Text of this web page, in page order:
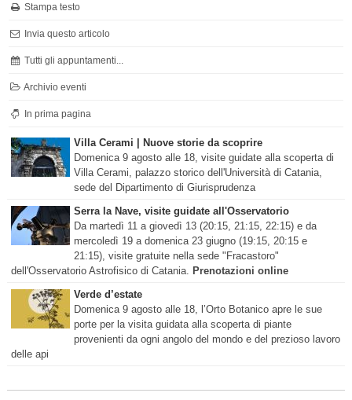
Stampa testo
Invia questo articolo
Tutti gli appuntamenti...
Archivio eventi
In prima pagina
Villa Cerami | Nuove storie da scoprire
Domenica 9 agosto alle 18, visite guidate alla scoperta di
Villa Cerami, palazzo storico dell'Università di Catania,
sede del Dipartimento di Giurisprudenza
Serra la Nave, visite guidate all'Osservatorio
Da martedì 11 a giovedì 13 (20:15, 21:15, 22:15) e da
mercoledì 19 a domenica 23 giugno (19:15, 20:15 e
21:15), visite gratuite nella sede "Fracastoro"
dell'Osservatorio Astrofisico di Catania. Prenotazioni online
Verde d’estate
Domenica 9 agosto alle 18, l’Orto Botanico apre le sue
porte per la visita guidata alla scoperta di piante
provenienti da ogni angolo del mondo e del prezioso lavoro
delle api